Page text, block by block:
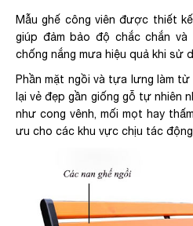
Mẫu ghế công viên được thiết
giúp đảm bảo độ chắc chắn
chống nắng mưa hiệu quả khi sử
Phần mặt ngồi và tựa lưng làm từ
lại vẻ đẹp gần giống gỗ tự nhiên
như cong vênh, mối mọt hay
ưu cho các khu vực chịu tác